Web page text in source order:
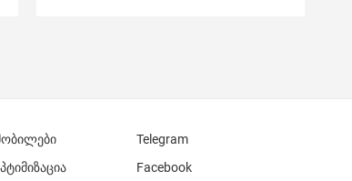
Telegram
Facebook